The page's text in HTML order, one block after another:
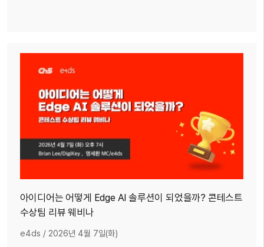
아이디어는 어떻게 Edge AI 솔루션이 되었을까? 콘테스트
수상팀 리뷰 웨비나
e4ds / 2026년 4월 7일(화)